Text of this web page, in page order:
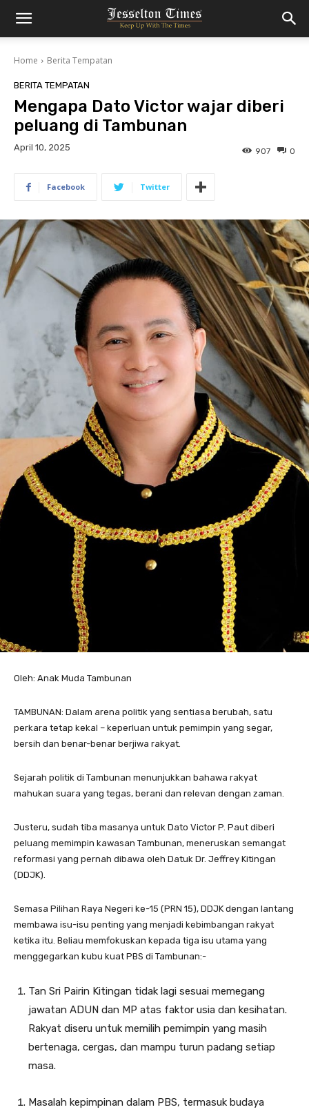
Home Berita Tempatan
BERITA TEMPATAN
Mengapa Dato Victor wajar diberi
peluang di Tambunan
April 10, 2025 0
907
Facebook Twitter
Oleh: Anak Muda Tambunan
TAMBUNAN: Dalam arena politik yang sentiasa berubah, satu
perkara tetap kekal – keperluan untuk pemimpin yang segar,
bersih dan benar-benar berjiwa rakyat.
Sejarah politik di Tambunan menunjukkan bahawa rakyat
mahukan suara yang tegas, berani dan relevan dengan zaman.
Justeru, sudah tiba masanya untuk Dato Victor P. Paut diberi
peluang memimpin kawasan Tambunan, meneruskan semangat
reformasi yang pernah dibawa oleh Datuk Dr. Jeffrey Kitingan
(DDJK).
Semasa Pilihan Raya Negeri ke-15 (PRN 15), DDJK dengan lantang
membawa isu-isu penting yang menjadi kebimbangan rakyat
ketika itu. Beliau memfokuskan kepada tiga isu utama yang
menggegarkan kubu kuat PBS di Tambunan:-
Tan Sri Pairin Kitingan tidak lagi sesuai memegang
jawatan ADUN dan MP atas faktor usia dan kesihatan.
Rakyat diseru untuk memilih pemimpin yang masih
bertenaga, cergas, dan mampu turun padang setiap
masa.
Masalah kepimpinan dalam PBS, termasuk budaya